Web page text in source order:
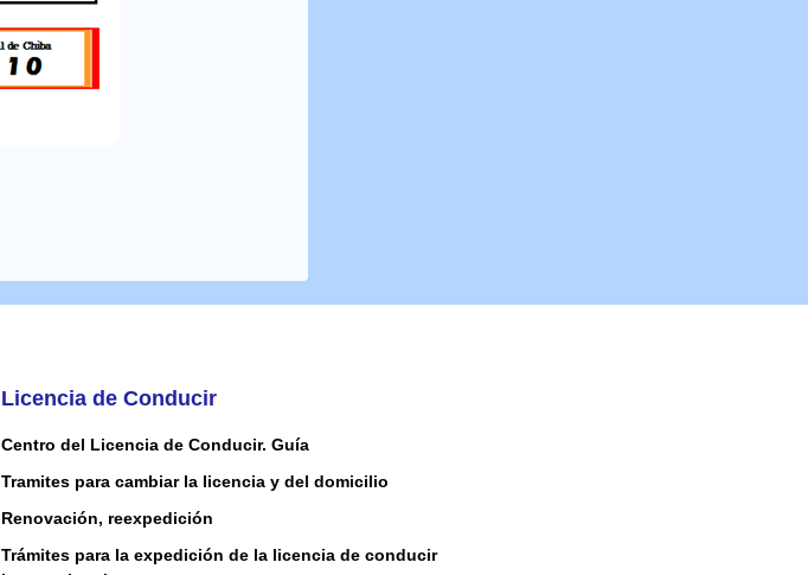
Licencia de Conducir
Centro del Licencia de Conducir. Guía
Tramites para cambiar la licencia y del domicilio
Renovación, reexpedición
Trámites para la expedición de la licencia de conducir